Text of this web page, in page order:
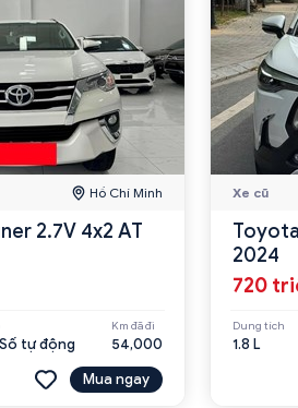
Hồ Chí Minh
2.7V 4x2 AT
tự động
Km đã đi
54,000
Mua ngay
Xe cũ
2024
720
Dung tích
1.8 L